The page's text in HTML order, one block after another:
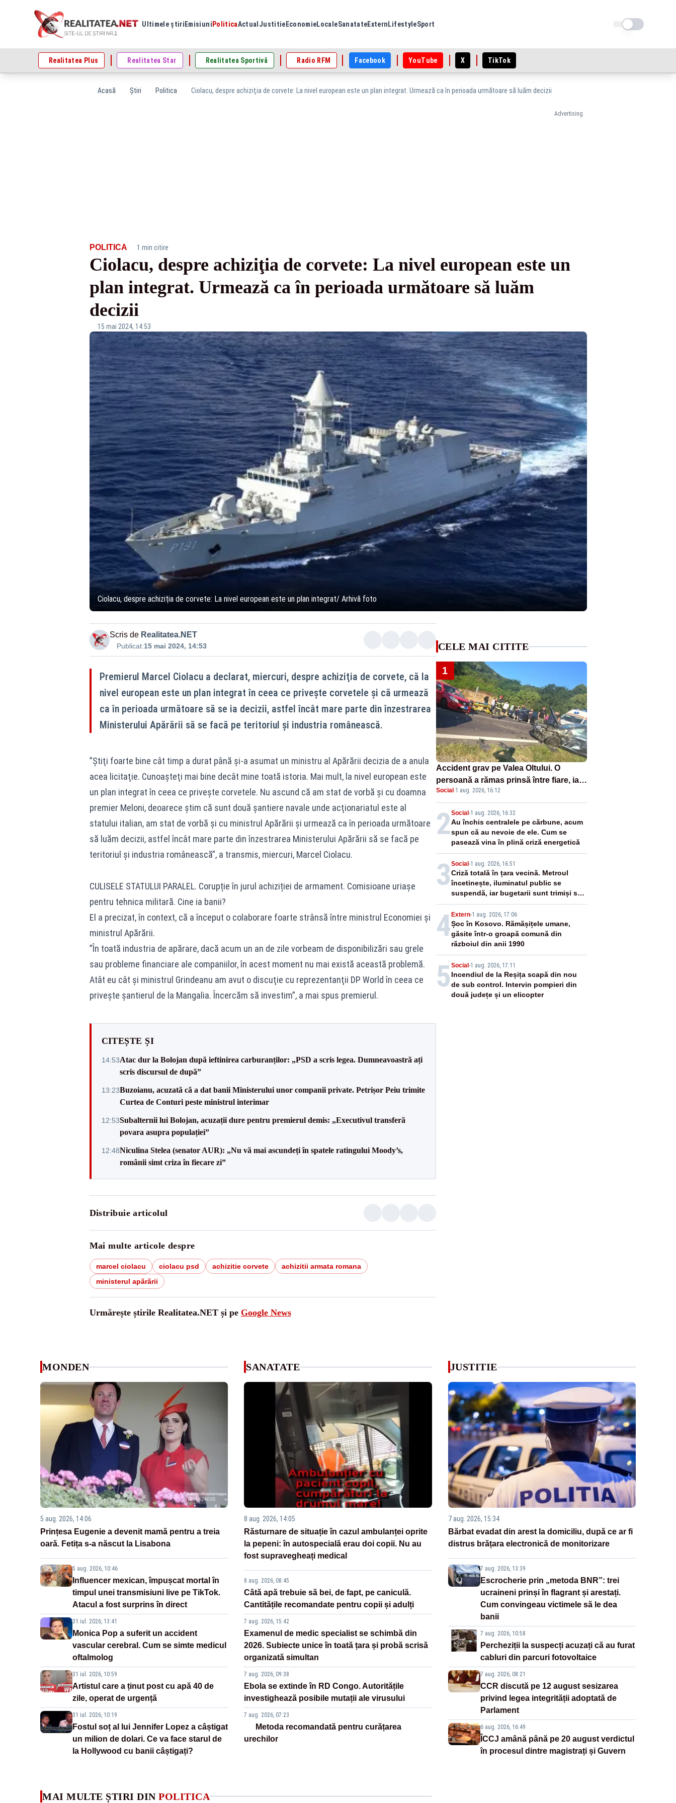
Ultimele știri Emisiuni PoliticaActual Justitie EconomieLocaleSanatateExtern LifestyleSport Schimba tema
Realitatea Plus Realitatea Star Realitatea Sportivă Radio RFM Facebook YouTube X TikTok
Acasă Știri Politica Ciolacu, despre achiziţia de corvete: La nivel european este un plan integrat. Urmează ca în perioada următoare să luăm decizii
Advertising
POLITICA· 1 min citire
Ciolacu, despre achiziţia de corvete: La nivel european este un
plan integrat. Urmează ca în perioada următoare să luăm
decizii
15 mai 2024, 14:53
Ciolacu, despre achiziţia de corvete: La nivel european este un plan integrat/ Arhivă foto
Scris de Realitatea.NET
Publicat:15 mai 2024, 14:53
Premierul Marcel Ciolacu a declarat, miercuri, despre achiziţia de corvete, că la
nivel european este un plan integrat în ceea ce priveşte corvetele şi că urmează
ca în perioada următoare să se ia decizii, astfel încât mare parte din înzestrarea
Ministerului Apărării să se facă pe teritoriul şi industria românească.
”Ştiţi foarte bine cât timp a durat până şi-a asumat un ministru al Apărării decizia de a anula
acea licitaţie. Cunoaşteţi mai bine decât mine toată istoria. Mai mult, la nivel european este
un plan integrat în ceea ce priveşte corvetele. Nu ascund că am stat de vorbă şi cu doamna
premier Meloni, deoarece ştim că sunt două şantiere navale unde acţionariatul este al
statului italian, am stat de vorbă şi cu ministrul Apărării şi urmează ca în perioada următoare
să luăm decizii, astfel încât mare parte din înzestrarea Ministerului Apărării să se facă pe
teritoriul şi industria românească”, a transmis, miercuri, Marcel Ciolacu.
CULISELE STATULUI PARALEL. Corupție în jurul achiziției de armament. Comisioane uriașe
pentru tehnica militară. Cine ia banii?
El a precizat, în context, că a început o colaborare foarte strânsă între ministrul Economiei şi
ministrul Apărării.
”În toată industria de apărare, dacă acum un an de zile vorbeam de disponibilizări sau grele
sau probleme financiare ale companiilor, în acest moment nu mai există această problemă.
Atât eu cât şi ministrul Grindeanu am avut o discuţie cu reprezentanţii DP World în ceea ce
priveşte şantierul de la Mangalia. Încercăm să investim”, a mai spus premierul.
CITEȘTE ȘI
14:53Atac dur la Bolojan după ieftinirea carburanților: „PSD a scris legea. Dumneavoastră ați
scris discursul de după”
13:23Buzoianu, acuzată că a dat banii Ministerului unor companii private. Petrișor Peiu trimite
Curtea de Conturi peste ministrul interimar
12:53Subalternii lui Bolojan, acuzații dure pentru premierul demis: „Executivul transferă
povara asupra populației”
12:48Niculina Stelea (senator AUR): „Nu vă mai ascundeți în spatele ratingului Moody’s,
românii simt criza în fiecare zi”
Distribuie articolul
Mai multe articole despre
marcel ciolacu ciolacu psd achizitie corvete
achizitii armata romana
ministerul apărării
Urmărește știrile Realitatea.NET și pe Google News
CELE MAI CITITE
1
Accident grav pe Valea Oltului. O
persoană a rămas prinsă între fiare, iar
alta a fost aruncată pe carosabil
Social ·1 aug. 2026, 16:12
2Social -1 aug. 2026, 16:32
Au închis centralele pe cărbune, acum
spun că au nevoie de ele. Cum se
pasează vina în plină criză energetică
3 Social -1 aug. 2026, 16:51
Criză totală în țara vecină. Metroul
încetinește, iluminatul public se
suspendă, iar bugetarii sunt trimiși să
lucreze de acasă
4 Extern-1 aug. 2026, 17:06
Șoc în Kosovo. Rămășițele umane,
găsite într-o groapă comună din
războiul din anii 1990
5 Social -1 aug. 2026, 17:11
Incendiul de la Reșița scapă din nou
de sub control. Intervin pompieri din
două județe și un elicopter
MONDEN
5 aug. 2026, 14:06
Prințesa Eugenie a devenit mamă pentru a treia
oară. Fetița s-a născut la Lisabona
5 aug. 2026, 10:46
Influencer mexican, împușcat mortal în
timpul unei transmisiuni live pe TikTok.
Atacul a fost surprins în direct
31 iul. 2026, 13:41
Monica Pop a suferit un accident
vascular cerebral. Cum se simte medicul
oftalmolog
31 iul. 2026, 10:59
Artistul care a ținut post cu apă 40 de
zile, operat de urgență
31 iul. 2026, 10:19
Fostul soț al lui Jennifer Lopez a câștigat
un milion de dolari. Ce va face starul de
la Hollywood cu banii câștigați?
SANATATE
8 aug. 2026, 14:05
Răsturnare de situație în cazul ambulanței oprite
la pepeni: în autospecială erau doi copii. Nu au
fost supravegheați medical
8 aug. 2026, 08:45
Câtă apă trebuie să bei, de fapt, pe caniculă.
Cantitățile recomandate pentru copii și adulți
7 aug. 2026, 15:42
Examenul de medic specialist se schimbă din
2026. Subiecte unice în toată țara și probă scrisă
organizată simultan
7 aug. 2026, 09:38
Ebola se extinde în RD Congo. Autoritățile
investighează posibile mutații ale virusului
7 aug. 2026, 07:23
Metoda recomandată pentru curățarea
urechilor
JUSTITIE
7 aug. 2026, 15:34
Bărbat evadat din arest la domiciliu, după ce ar fi
distrus brățara electronică de monitorizare
7 aug. 2026, 13:39
Escrocherie prin „metoda BNR”: trei
ucraineni prinși în flagrant și arestați.
Cum convingeau victimele să le dea
banii
7 aug. 2026, 10:58
Percheziții la suspecți acuzați că au furat
cabluri din parcuri fotovoltaice
7 aug. 2026, 08:21
CCR discută pe 12 august sesizarea
privind legea integrității adoptată de
Parlament
6 aug. 2026, 16:49
ÎCCJ amână până pe 20 august verdictul
în procesul dintre magistrați și Guvern
MAI MULTE ȘTIRI DIN POLITICA